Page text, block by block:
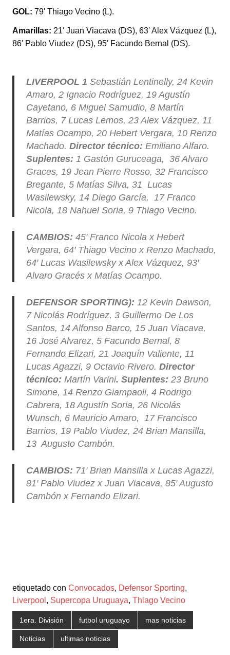
GOL: 79′ Thiago Vecino (L).
Amarillas: 21′ Juan Viacava (DS), 63′ Alex Vázquez (L),
86′ Pablo Viudez (DS), 95′ Facundo Bernal (DS).
LIVERPOOL 1 Sebastián Lentinelly, 24 Kevin
Amaro, 2 Ignacio Rodríguez, 19 Agustín
Cayetano, 6 Miguel Samudio, 8 Martín
Barrios, 7 Lucas Lemos, 23 Alex Vázquez, 11
Matías Ocampo, 20 Hebert Vergara, 10 Renzo
Machado. Director técnico: Emiliano Alfaro.
Suplentes: 1 Gastón Guruceaga, 36 Alvaro
Graces, 19 Jean Pierre Rosso, 32 Francisco
Bregante, 5 Matías Silva, 31 Lucas
Wasilewsky, 14 Diego García, 17 Franco
Nicola, 18 Nahuel Soria, 9 Thiago Vecino.
CAMBIOS: 45′ Franco Nicola x Hebert
Vergara, 64′ Thiago Vecino x Renzo Machado,
64′ Lucas Wasilewsky x Alex Vázquez, 93′
Alvaro Gracés x Matías Ocampo.
DEFENSOR SPORTING): 12 Kevin Dawson,
7 Nicolás Rodríguez, 3 Guillermo De Los
Santos, 14 Alfonso Barco, 15 Juan Viacava,
16 José Alvarez, 5 Facundo Bernal, 8
Fernando Elizari, 21 Joaquín Valiente, 11
Lucas Agazzi, 9 Octavio Rivero. Director
técnico: Martín Varini. Suplentes: 23 Bruno
Simone, 14 Renzo Giampaoli, 4 Rodrigo
Cabrera, 18 Agustín Soria, 26 Nicolás
Wunsch, 6 Mauricio Amaro, 17 Francisco
Barrios, 19 Pablo Viudez, 24 Brian Mansilla,
13 Augusto Cambón.
CAMBIOS: 71′ Brian Mansilla x Lucas Agazzi,
81′ Pablo Viudez x Juan Viacava, 85′ Augusto
Cambón x Fernando Elizari.
etiquetado con Convocados, Defensor Sporting,
Liverpool , Supercopa Uruguaya, Thiago Vecino
1era. División futbol uruguayo mas noticias
Noticias ultimas noticias